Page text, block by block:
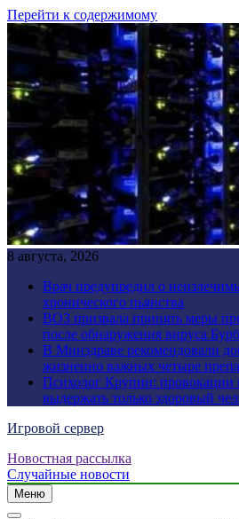
Перейти к содержимому
8 августа, 2026
Врач предупредил о
хронического пьянства
ВОЗ призвала принять меры
после обнаружения вируса
В Минздраве рекомендовали
жизненно важных четыре
Психолог Крупин: провокации
выдержать только здоровый
Игровой сервер
Новостная рассылка
Случайные новости
Меню